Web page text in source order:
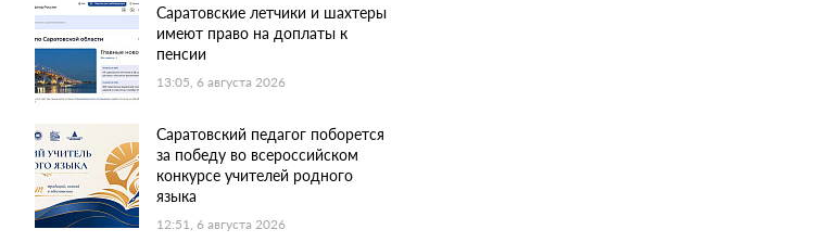
Саратовские летчики и шахтеры
имеют право на доплаты к
пенсии
13:05, 6 августа 2026
Саратовский педагог поборется
за победу во всероссийском
конкурсе учителей родного
языка
12:51, 6 августа 2026